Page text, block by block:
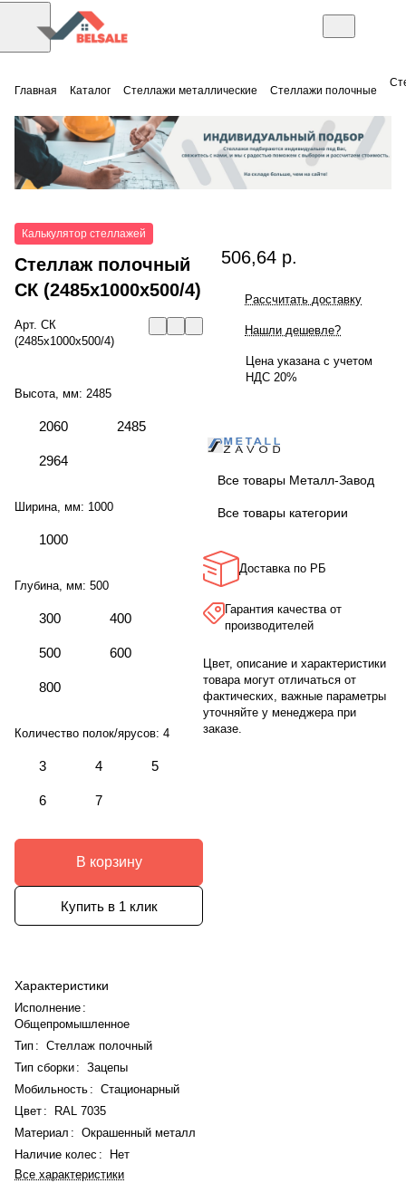
Главная Каталог Стеллажи металлические Стеллажи полочные
Калькулятор стеллажей
Стеллаж полочный
СК (2485x1000x500/4)
Арт. СК
(2485x1000x500/4)
Высота, мм: 2485
2060 2485
2964
Ширина, мм: 1000
1000
Глубина, мм: 500
300 400
500 600
800
Количество полок/ярусов: 4
3 4 5
6 7
В корзину
Купить в 1 клик
Характеристики
Исполнение :
Общепромышленное
Тип : Стеллаж полочный
Тип сборки: Зацепы
Мобильность : Стационарный
Цвет :
RAL 7035
Материал : Окрашенный металл
Наличие колес :
Нет
Все характеристики
506,64 р.
Рассчитать доставку
Нашли дешевле?
Цена указана с учетом
НДС 20%
Все товары Металл-Завод
Все товары категории
Доставка по РБ
Гарантия качества от
производителей
Цвет, описание и характеристики
товара могут отличаться от
фактических, важные параметры
уточняйте у менеджера при
заказе.